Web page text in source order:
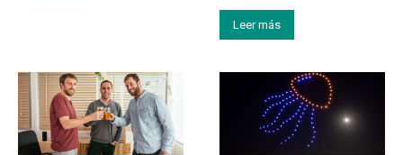
Leer más